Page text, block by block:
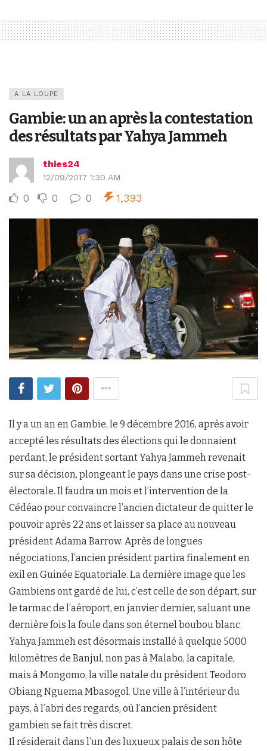
A LA LOUPE
Gambie: un an après la contestation
des résultats par Yahya Jammeh
thies24
12/09/2017 1:30 AM
0 0 0 1,393
Il y a un an en Gambie, le 9 décembre 2016, après avoir
accepté les résultats des élections qui le donnaient
perdant, le président sortant Yahya Jammeh revenait
sur sa décision, plongeant le pays dans une crise post-
électorale. Il faudra un mois et l’intervention de la
Cédéao pour convaincre l’ancien dictateur de quitter le
pouvoir après 22 ans et laisser sa place au nouveau
président Adama Barrow. Après de longues
négociations, l’ancien président partira finalement en
exil en Guinée Equatoriale. La dernière image que les
Gambiens ont gardé de lui, c’est celle de son départ, sur
le tarmac de l’aéroport, en janvier dernier, saluant une
dernière fois la foule dans son éternel boubou blanc.
Yahya Jammeh est désormais installé à quelque 5000
kilomètres de Banjul, non pas à Malabo, la capitale,
mais à Mongomo, la ville natale du président Teodoro
Obiang Nguema Mbasogol. Une ville à l’intérieur du
pays, à l’abri des regards, où l’ancien président
gambien se fait très discret.
Il résiderait dans l’un des luxueux palais de son hôte